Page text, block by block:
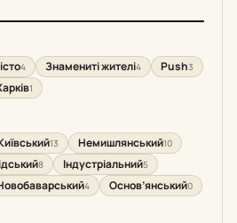
4 Знамениті жителі4 Push3
1
13 Немишлянський10
8 Індустріальний5
4 Основ’янський0